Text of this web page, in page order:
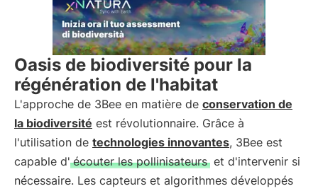
Oasis de biodiversité pour la
régénération de l'habitat
L'approche de 3Bee en matière de conservation de
la biodiversité est révolutionnaire. Grâce à
l'utilisation de technologies innovantes, 3Bee est
capable d' écouter les pollinisateurs et d'intervenir si
nécessaire. Les capteurs et algorithmes développés